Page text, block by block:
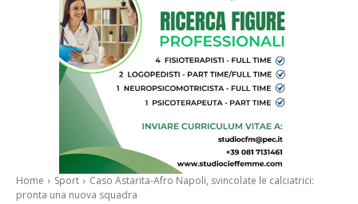
Home Sport
Caso Astarita-Afro Napoli, svincolate le calciatrici:
pronta una nuova squadra